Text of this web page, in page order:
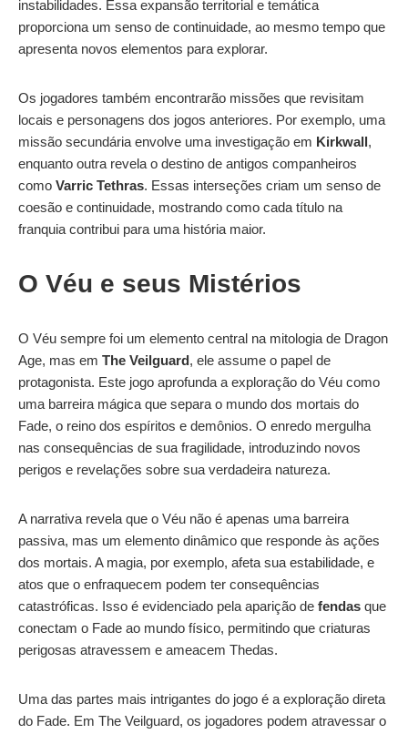
instabilidades. Essa expansão territorial e temática
proporciona um senso de continuidade, ao mesmo tempo que
apresenta novos elementos para explorar.
Os jogadores também encontrarão missões que revisitam
locais e personagens dos jogos anteriores. Por exemplo, uma
missão secundária envolve uma investigação em Kirkwall,
enquanto outra revela o destino de antigos companheiros
como Varric Tethras. Essas interseções criam um senso de
coesão e continuidade, mostrando como cada título na
franquia contribui para uma história maior.
O Véu e seus Mistérios
O Véu sempre foi um elemento central na mitologia de Dragon
Age, mas em The Veilguard, ele assume o papel de
protagonista. Este jogo aprofunda a exploração do Véu como
uma barreira mágica que separa o mundo dos mortais do
Fade, o reino dos espíritos e demônios. O enredo mergulha
nas consequências de sua fragilidade, introduzindo novos
perigos e revelações sobre sua verdadeira natureza.
A narrativa revela que o Véu não é apenas uma barreira
passiva, mas um elemento dinâmico que responde às ações
dos mortais. A magia, por exemplo, afeta sua estabilidade, e
atos que o enfraquecem podem ter consequências
catastróficas. Isso é evidenciado pela aparição de fendas que
conectam o Fade ao mundo físico, permitindo que criaturas
perigosas atravessem e ameacem Thedas.
Uma das partes mais intrigantes do jogo é a exploração direta
do Fade. Em The Veilguard, os jogadores podem atravessar o